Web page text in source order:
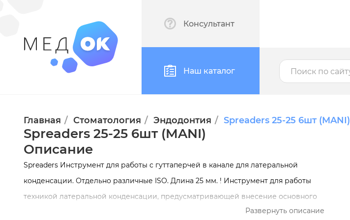
Консультант
Наш каталог
Главная Стоматология Эндодонтия Spreaders 25-25 6шт (MANI)
Spreaders 25-25 6шт (MANI)
Описание
Spreaders Инструмент для работы с гуттаперчей в канале для латеральной
конденсации. Отдельно различные ISO. Длина 25 мм. ! Инструмент для работы
техникой латеральной конденсации, предусматривающей внесение основного
гуттаперчевого штифта, утрамбовывание его в боковом направлении и
Развернуть описание